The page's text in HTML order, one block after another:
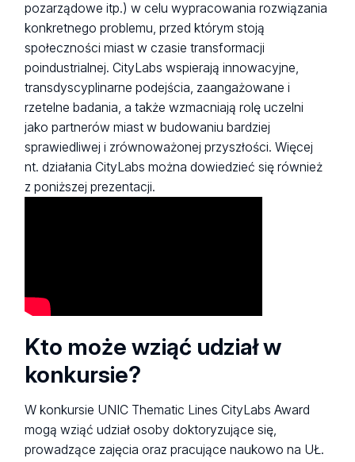
pozarządowe itp.) w celu wypracowania rozwiązania
konkretnego problemu, przed którym stoją
społeczności miast w czasie transformacji
poindustrialnej. CityLabs wspierają innowacyjne,
transdyscyplinarne podejścia, zaangażowane i
rzetelne badania, a także wzmacniają rolę uczelni
jako partnerów miast w budowaniu bardziej
sprawiedliwej i zrównoważonej przyszłości. Więcej
nt. działania CityLabs można dowiedzieć się również
z poniższej prezentacji.
Kto może wziąć udział w
konkursie?
W konkursie UNIC Thematic Lines CityLabs Award
mogą wziąć udział osoby doktoryzujące się,
prowadzące zajęcia oraz pracujące naukowo na UŁ.